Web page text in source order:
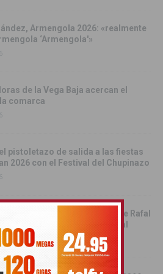
Armengola 2026: «realmente
‘Armengola'»
de la Vega Baja acercan el
comarca
pistoletazo de salida a las fiestas
2026 con el Festival del Chupinazo
la tercera edición del Día de Rafal
cultura y convivencia vecinal